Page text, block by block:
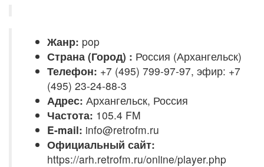
Жанр: pop
Страна (Город) : Россия (Архангельск)
Телефон: +7 (495) 799-97-97, эфир: +7
(495) 23-24-88-3
Адрес: Архангельск, Россия
Частота: 105.4 FM
E-mail: info@retrofm.ru
Официальный сайт:
https://arh.retrofm.ru/online/player.php